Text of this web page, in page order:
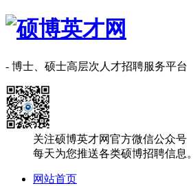
- 博士、硕士高层次人才招聘服务平台
关注硕博英才网官方微信公众号
每天为您推送各类硕博招聘信息。
网站首页